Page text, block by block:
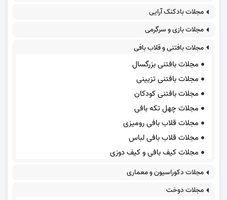
مجلات بادکنک آرایی
مجلات بازی و سرگرمی
مجلات بافتنی و قلاب بافی
مجلات بافتنی بزرگسال
مجلات بافتنی تزیینی
مجلات بافتنی کودکان
مجلات چهل تکه بافی
مجلات قلاب بافی رومیزی
مجلات قلاب بافی لباس
مجلات کیف بافی و کیف دوزی
مجلات دکوراسیون و معماری
مجلات دوخت